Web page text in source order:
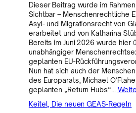
Dieser Beitrag wurde im
Sichtbar – Menschenrechtliche
Asyl- und Migrationsrecht von
erarbeitet und von Katharina
Bereits im Juni 2026 wurde hier
unabhängiger
geplanten EU-
Nun hat sich auch der
des Europarats, Michael
geplanten „Return Hubs“…
Keitel, Die neuen GEAS-Regeln